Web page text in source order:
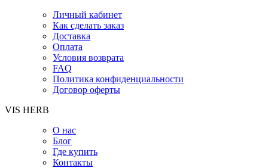
Личный кабинет
Как сделать заказ
Доставка
Оплата
Условия возврата
FAQ
Политика конфиденциальности
Договор оферты
VIS HERB
О нас
Блог
Где купить
Контакты